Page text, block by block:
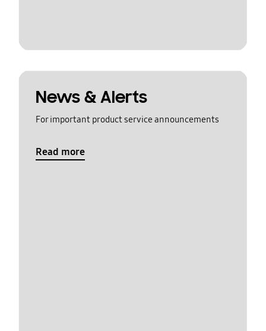
News & Alerts
For important product service announcements
Read more